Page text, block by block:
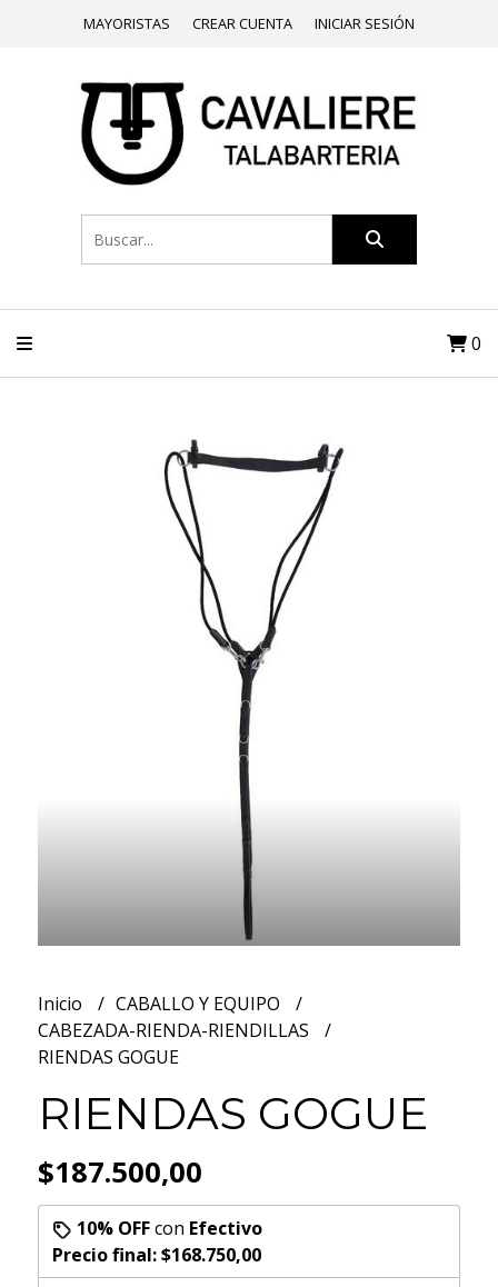
MAYORISTAS CREAR CUENTA INICIAR SESIÓN
0
Inicio
CABALLO Y EQUIPO
CABEZADA-RIENDA-RIENDILLAS
RIENDAS GOGUE
RIENDAS GOGUE
$187.500,00
10% OFFcon Efectivo
Precio final:$168.750,00